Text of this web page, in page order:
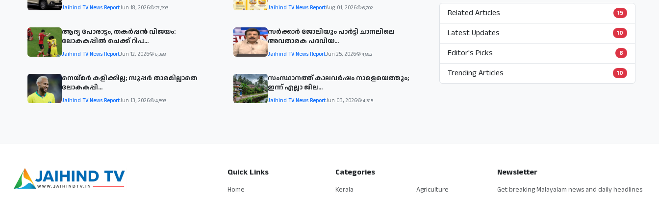
Jaihind TV News ReportJun 18, 2026 27,993 Jaihind TV News ReportAug 01, 2026 6,702
ആദ്യ പോരാട്ടം, തകർപ്പൻ വിജയം:
ലോകകപ്പിൽ ചെക്ക് റിപ...
Jaihind TV News ReportJun 12, 2026 6,388
സര്‍ക്കാര്‍ ജോലിയും പാര്‍ട്ടി ചാനലിലെ
അവതാരക പദവിയ...
Jaihind TV News ReportJun 25, 2026 4,862
നെയ്മര്‍ കളിക്കില്ല; സൂപ്പര്‍ താരമില്ലാതെ
ലോകകപ്പി...
Jaihind TV News ReportJun 13, 2026 4,593
സംസ്ഥാനത്ത് കാലവര്‍ഷം നാളെയെത്തും;
ഇന്ന് എല്ലാ ജില...
Jaihind TV News ReportJun 03, 2026 4,315
Related Articles 15
Latest Updates 10
Editor's Picks 8
Trending Articles 10
Quick Links
Home
Categories
Kerala Agriculture
Newsletter
Get breaking Malayalam news and daily headlines